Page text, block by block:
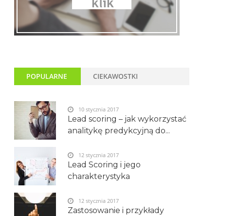
POPULARNE CIEKAWOSTKI
Lead scoring – jak wykorzystać
analitykę predykcyjną do...
10 stycznia 2017
Lead Scoring i jego
charakterystyka
12 stycznia 2017
Zastosowanie i przykłady
12 stycznia 2017